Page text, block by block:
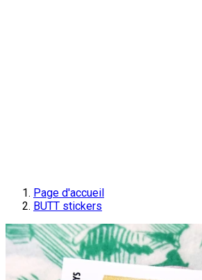
Page d'accueil
BUTT stickers